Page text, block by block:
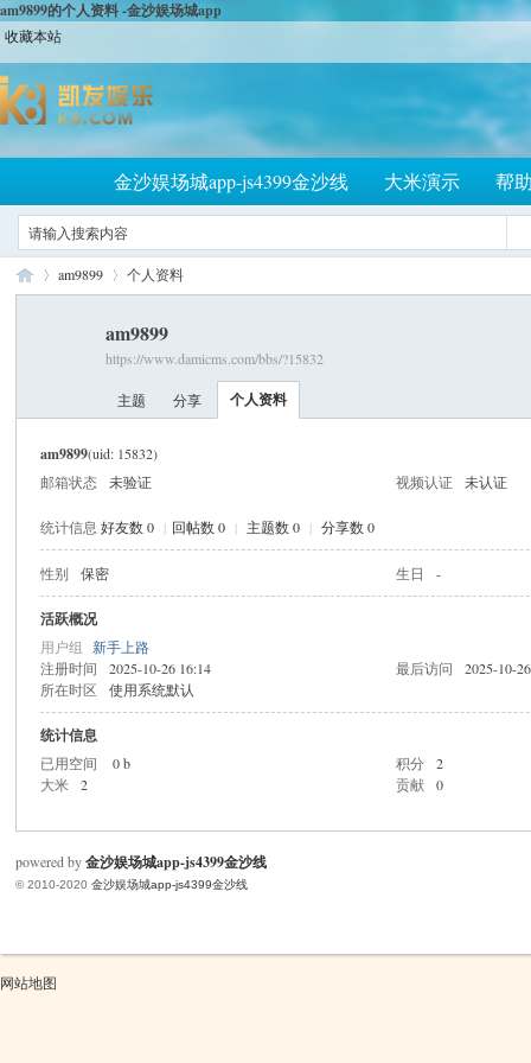
am9899的个人资料 -金沙娱场城app
收藏本站
金沙娱场城app-js4399金沙线 大米演示 帮
am9899 个人资料
am9899
https://www.damicms.com/bbs/?15832
主题 分享 个人资料
am9899(uid: 15832)
邮箱状态
未验证 视频认证 未认证
统计信息 好友数 0 | 回帖数 0 | 主题数 0 | 分享数 0
性别 保密 生日 -
活跃概况
用户组 新手上路
注册时间
2025-10-26 16:14 最后访问
2025-10-
所在时区
使用系统默认
统计信息
已用空间 0 b 积分
2
大米
2 贡献 0
powered by金沙娱场城app-js4399金沙线
© 2010-2020 金沙娱场城app-js4399金沙线
网站地图